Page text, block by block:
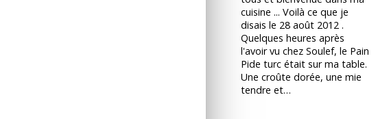
cuisine ... Voilà ce que je
disais le 28 août 2012 .
Quelques heures après
l'avoir vu chez Soulef, le Pain
Pide turc était sur ma table.
Une croûte dorée, une mie
tendre et…